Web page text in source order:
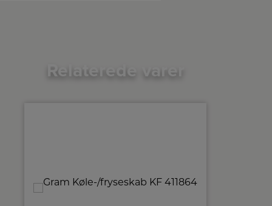
Relaterede varer